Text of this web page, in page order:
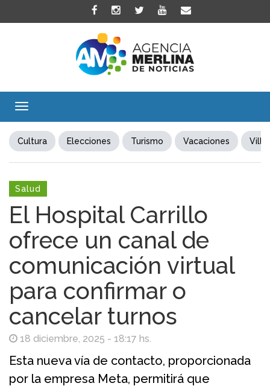
Toggle
Cultura Elecciones Turismo Vacaciones Villa
Salud
El Hospital Carrillo
ofrece un canal de
comunicación virtual
para confirmar o
cancelar turnos
18 diciembre, 2025 - 18:17 hs.
Esta nueva vía de contacto, proporcionada
por la empresa Meta, permitirá que